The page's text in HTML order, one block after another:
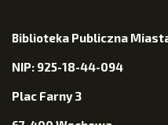
Biblioteka Publiczna
NIP: 925-18-44-094
Plac Farny 3